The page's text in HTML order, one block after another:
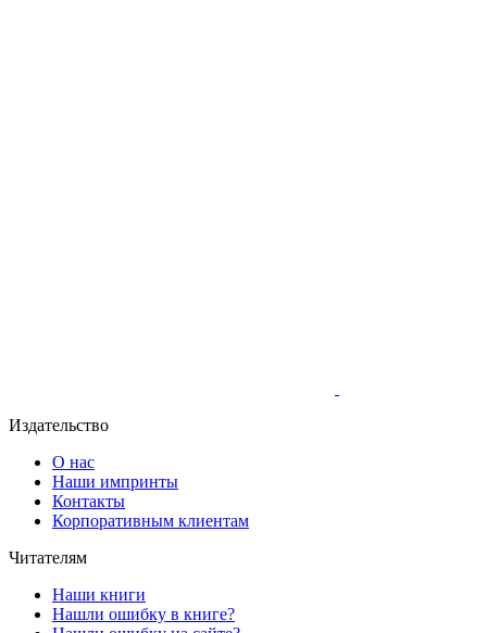
Издательство
О нас
Наши импринты
Контакты
Корпоративным клиентам
Читателям
Наши книги
Нашли ошибку в книге?